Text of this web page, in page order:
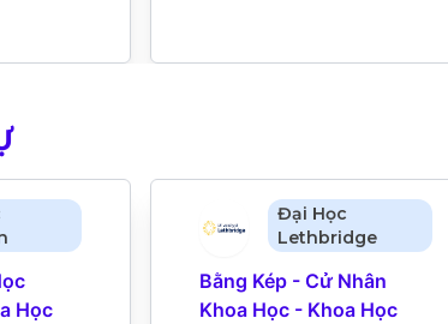
Học
Đại Học
Lethbridge
Bằng Kép - Cử Nhân
Khoa Học - Khoa Học